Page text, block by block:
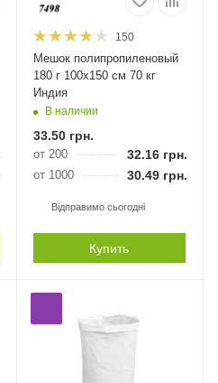
150
Мешок полипропиленовый
180 г 100х150 см 70 кг
Индия
В наличии
33.50грн.
от 200 32.16грн.
от 1000 30.49грн.
Відправимо сьогодні
Купить